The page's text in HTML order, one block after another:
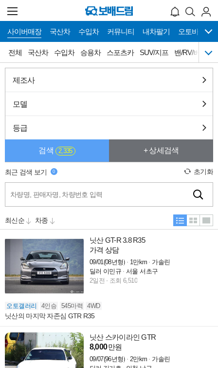
사이버매장 국산차 수입차 커뮤니티 내차팔기 오토바이
메
뉴
네
이
션
전체 국산차 수입차 승용차 스포츠카 SUV/지프 밴/RV/버스
사이버매장 바로가기
전체
스포츠카
캠핑카
희귀차
오토갤러리
제조사
모델
등급
검색 2,335 + 상세검색
최근 검색 보기 0 초기화
닛산 GT-R 3.8 R35
가격 상담
09/01(08년형) 1만km
가솔린
딜러 이민규
서울 서초구
2일전
조회 6,510
오토갤러리 4인승 545마력 4WD
닛산의 마지막 자존심 GTR R35
닛산 스카이라인 GTR
8,000만원
09/07(96년형) 2만km
가솔린